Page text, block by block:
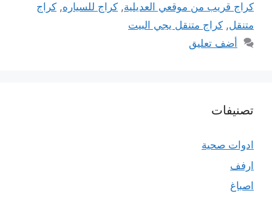
كراج قريب من موقعي العديلية, كراج للسياره, كراج
متنقل, كراج متنقل يجي البيت
أضف تعليق
تصنيفات
ادوات صحية
ارفف
اصباغ